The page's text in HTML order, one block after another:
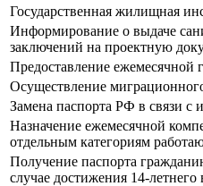
Государственная жилищная
Информирование о выдаче
заключений на проектную
Предоставление
Осуществление
Замена паспорта РФ в связи с
Назначение ежемесячной
отдельным категориям
Получение паспорта
случае достижения 14-летнего